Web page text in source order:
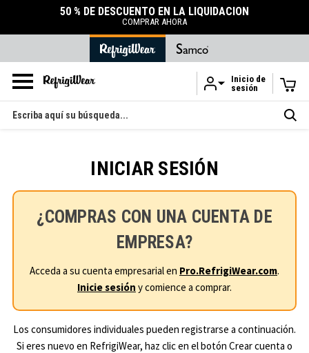
Ir al contenido principal
50 % DE DESCUENTO EN LA LIQUIDACIÓN
COMPRAR AHORA
Inicio de
sesión
Buscar
en
INICIAR SESIÓN
¿COMPRAS CON UNA CUENTA DE
EMPRESA?
Acceda a su cuenta empresarial en Pro.RefrigiWear.com.
Inicie sesión y comience a comprar.
Los consumidores individuales pueden registrarse a continuación.
Si eres nuevo en RefrigiWear, haz clic en el botón Crear cuenta o